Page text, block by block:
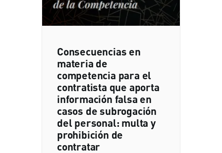
Consecuencias en
materia de
competencia para el
contratista que aporta
información falsa en
casos de subrogación
del personal: multa y
prohibición de
contratar